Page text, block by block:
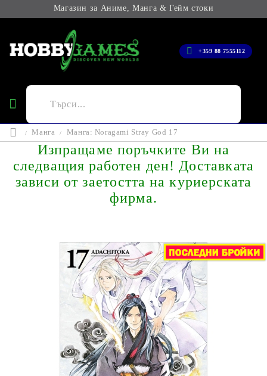
Магазин за Аниме, Манга & Гейм стоки
+359 88 7555112
Манга Манга: Noragami Stray God 17
Изпращаме поръчките Ви на
следващия работен ден! Доставката
зависи от заетостта на куриерската
фирма.